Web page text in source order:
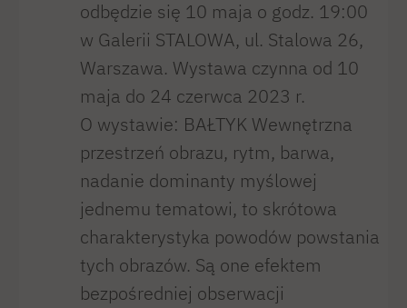
odbędzie się 10 maja o godz. 19:00
w Galerii STALOWA, ul. Stalowa 26,
Warszawa. Wystawa czynna od 10
maja do 24 czerwca 2023 r.
O wystawie: BAŁTYK Wewnętrzna
przestrzeń obrazu, rytm, barwa,
nadanie dominanty myślowej
jednemu tematowi, to skrótowa
charakterystyka powodów powstania
tych obrazów. Są one efektem
bezpośredniej obserwacji